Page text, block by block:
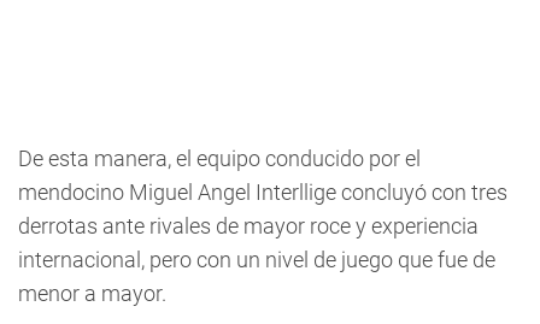
De esta manera, el equipo conducido por el
mendocino Miguel Angel Interllige concluyó con tres
derrotas ante rivales de mayor roce y experiencia
internacional, pero con un nivel de juego que fue de
menor a mayor.